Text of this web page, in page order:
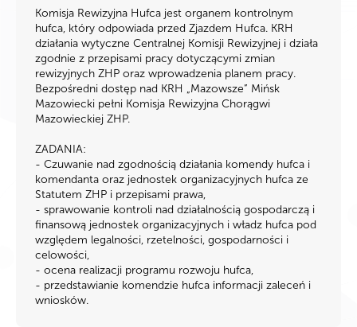
Komisja Rewizyjna Hufca jest organem kontrolnym
hufca, który odpowiada przed Zjazdem Hufca. KRH
działania wytyczne Centralnej Komisji Rewizyjnej i działa
zgodnie z przepisami pracy dotyczącymi zmian
rewizyjnych ZHP oraz wprowadzenia planem pracy.
Bezpośredni dostęp nad KRH „Mazowsze” Mińsk
Mazowiecki pełni Komisja Rewizyjna Chorągwi
Mazowieckiej ZHP.
ZADANIA:
- Czuwanie nad zgodnością działania komendy hufca i
komendanta oraz jednostek organizacyjnych hufca ze
Statutem ZHP i przepisami prawa,
- sprawowanie kontroli nad działalnością gospodarczą i
finansową jednostek organizacyjnych i władz hufca pod
względem legalności, rzetelności, gospodarności i
celowości,
- ocena realizacji programu rozwoju hufca,
- przedstawianie komendzie hufca informacji zaleceń i
wniosków.